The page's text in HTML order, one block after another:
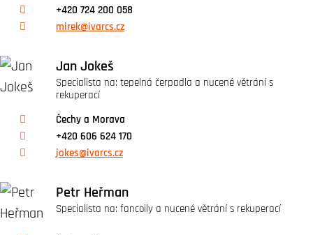
+420 724 200 058
mirek@ivarcs.cz
Jan Jokeš
Specialista na: tepelná čerpadla a nucené větrání s
rekuperací
Čechy a Morava
+420 606 624 170
jokes@ivarcs.cz
Petr Heřman
Specialista na: fancoily a nucené větrání s rekuperací